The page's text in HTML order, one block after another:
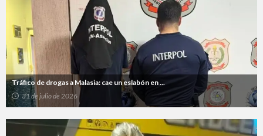
Tráfico de drogas a Malasia: cae un eslabón en ...
31 de julio de 2026